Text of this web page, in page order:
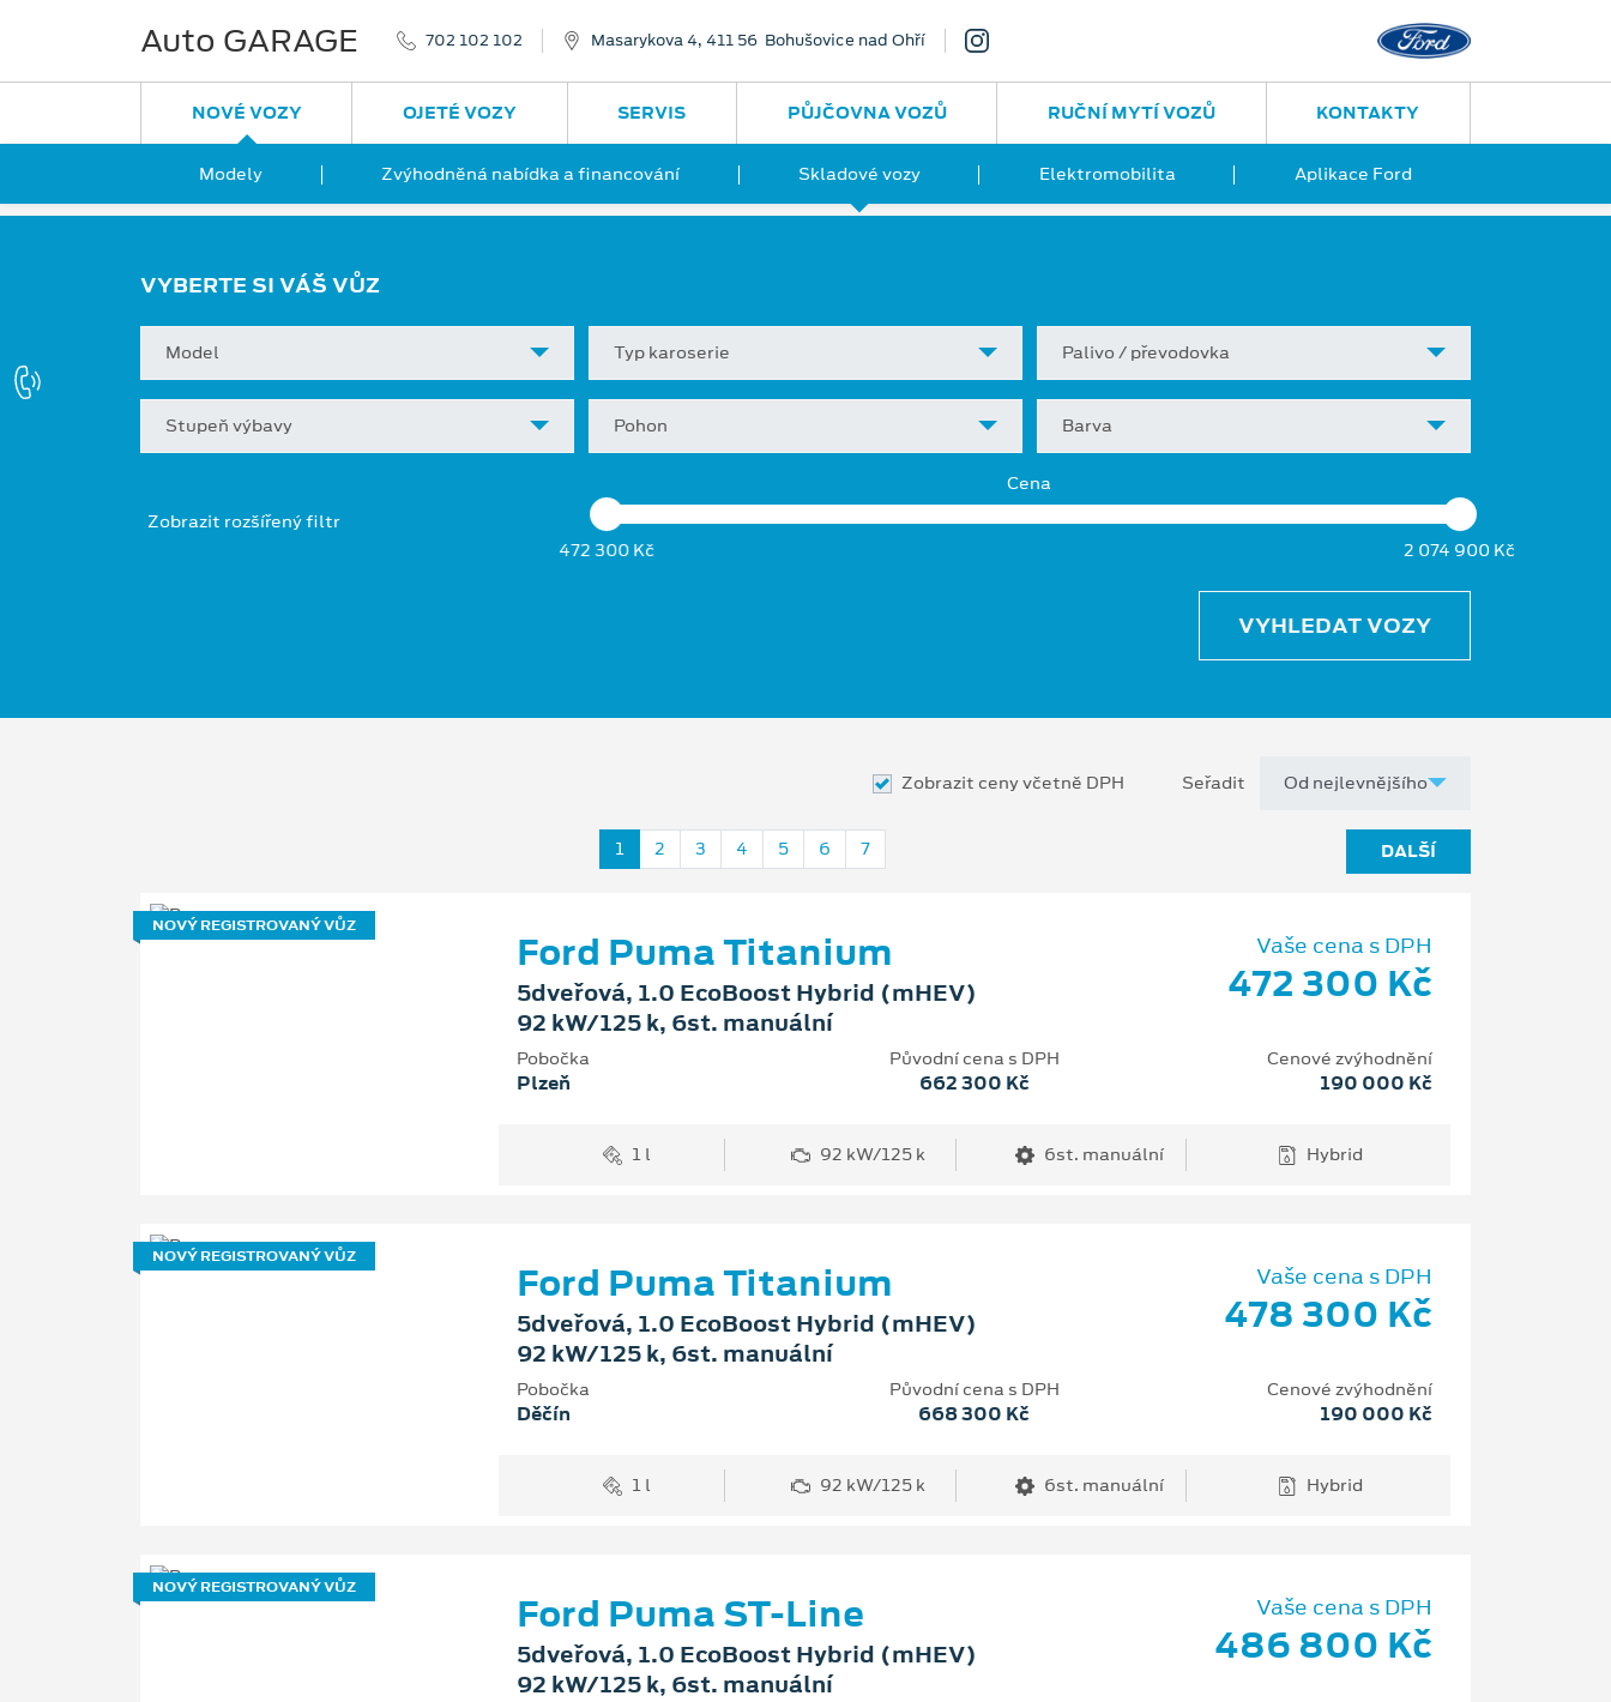
Auto GARAGE 702 102 102 Masarykova 4, 411 56 Bohušovice nad Ohří
NOVÉ VOZY
Modely Zvýhodněná nabídka a financování Skladové vozy Elektromobilita Aplikace Ford
OJETÉ VOZY SERVIS PŮJČOVNA VOZŮ RUČNÍ MYTÍ VOZŮ KONTAKTY
VYBERTE SI VÁŠ VŮZ
Model Typ karoserie Palivo / převodovka
Stupeň výbavy Pohon Barva
Zobrazit rozšířený filtr
Cena
472 300 Kč 2 074 900 Kč
VYHLEDAT VOZY
Zobrazit ceny včetně DPH Seřadit
1 2 3 4 5 6 7 DALŠÍ
NOVÝ REGISTROVANÝ VŮZ
Ford Puma Titanium
5dveřová, 1.0 EcoBoost Hybrid (mHEV)
92 kW/125 k, 6st. manuální
Vaše cena s DPH
472 300 Kč
Pobočka
Plzeň
Původní cena s DPH
662 300 Kč
Cenové zvýhodnění
190 000 Kč
1 l 92 kW/125 k 6st. manuální Hybrid
NOVÝ REGISTROVANÝ VŮZ
Ford Puma Titanium
5dveřová, 1.0 EcoBoost Hybrid (mHEV)
92 kW/125 k, 6st. manuální
Vaše cena s DPH
478 300 Kč
Pobočka
Děčín
Původní cena s DPH
668 300 Kč
Cenové zvýhodnění
190 000 Kč
1 l 92 kW/125 k 6st. manuální Hybrid
NOVÝ REGISTROVANÝ VŮZ
Ford Puma ST-Line
5dveřová, 1.0 EcoBoost Hybrid (mHEV)
92 kW/125 k, 6st. manuální
Vaše cena s DPH
486 800 Kč